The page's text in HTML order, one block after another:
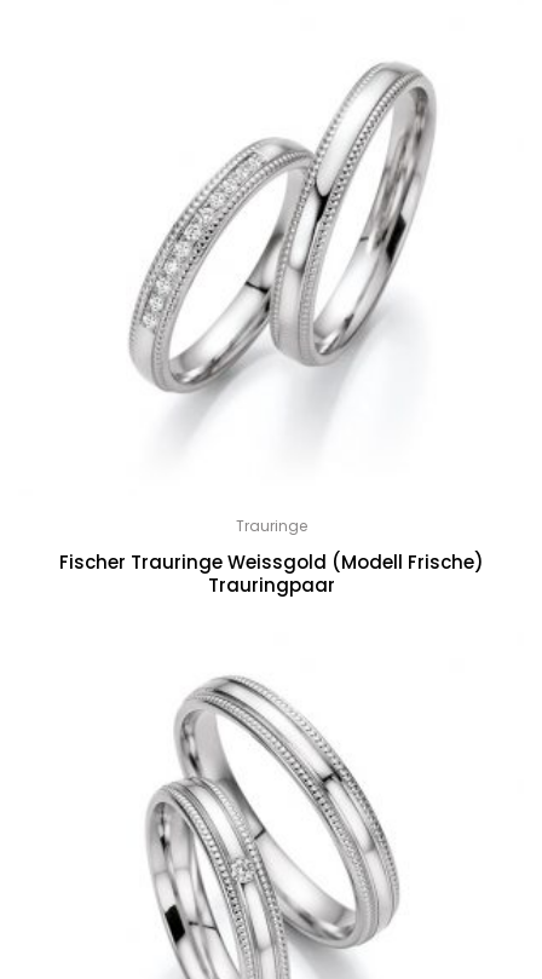
Trauringe
Fischer Trauringe Weissgold (Modell Frische)
Trauringpaar